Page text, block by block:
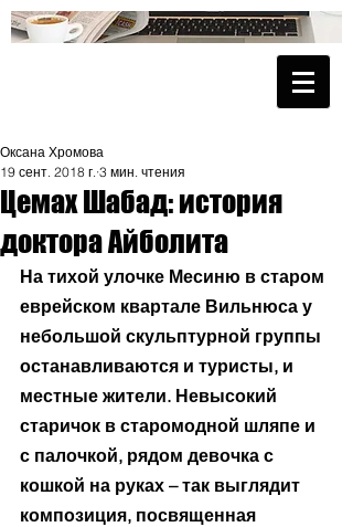
Цемах Шабад: история
доктора Айболита
Оксана Хромова
19 сент. 2018 г. 3 мин. чтения
На тихой улочке Месиню в старом
еврейском квартале Вильнюса у
небольшой скульптурной группы
останавливаются и туристы, и
местные жители. Невысокий
старичок в старомодной шляпе и
с палочкой, рядом девочка с
кошкой на руках – так выглядит
композиция, посвященная